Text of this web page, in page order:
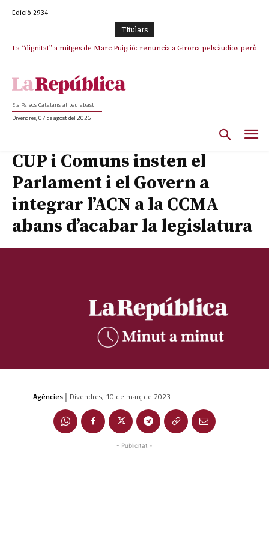
Edició 2934
TItulars
La “dignitat” a mitges de Marc Puigtió: renuncia a Girona pels àudios però
Els Països Catalans al teu abast
Divendres, 07 de agost del 2026
CUP i Comuns insten el
Parlament i el Govern a
integrar l’ACN a la CCMA
abans d’acabar la legislatura
Agències | Divendres, 10 de març de 2023
- Publicitat -